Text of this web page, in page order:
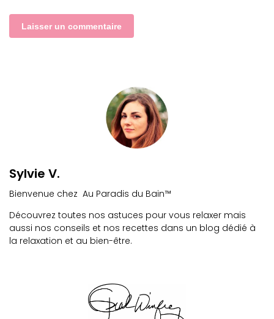
Sylvie V.
Bienvenue chez Au Paradis du Bain™
Découvrez toutes nos astuces pour vous relaxer mais
aussi nos conseils et nos recettes dans un blog dédié à
la relaxation et au bien-être.